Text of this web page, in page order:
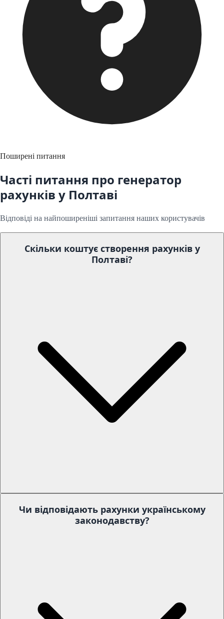
Поширені питання
Часті питання про генератор
рахунків у Полтаві
Відповіді на найпоширеніші запитання наших користувачів
Скільки коштує створення рахунків у
Полтаві?
Чи відповідають рахунки українському
законодавству?